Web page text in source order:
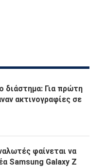
διάστημα: Για πρώτη
ακτινογραφίες σε
φαίνεται να
Samsung Galaxy Z